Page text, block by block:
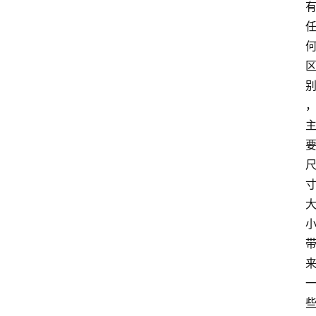
有
任
何
区
别
，
主
要
尺
寸
大
小
带
来
一
些